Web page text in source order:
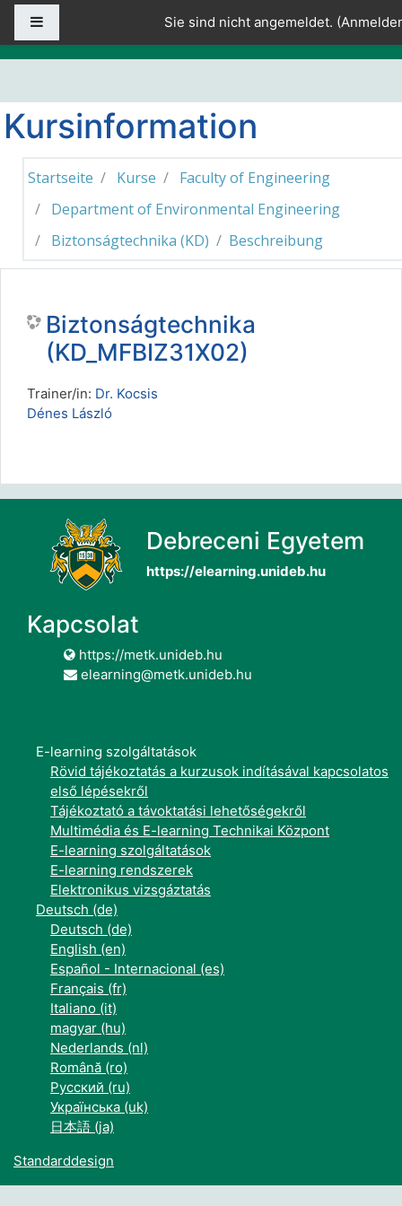
Zum Hauptinhalt
Sie sind nicht angemeldet. (
Kursinformation
Startseite Kurse
Faculty of Engineering
Department of Environmental Engineering
Biztonságtechnika (KD)
Beschreibung
Biztonságtechnika
(KD_MFBIZ31X02)
Trainer/in: Dr. Kocsis
Dénes László
Debreceni Egyetem
https://elearning.unideb.hu
Kapcsolat
https://metk.unideb.hu
elearning@metk.unideb.hu
E-learning szolgáltatások
Rövid tájékoztatás a kurzusok indításával kapcsolatos
első lépésekről
Tájékoztató a távoktatási lehetőségekről
Multimédia és E-learning Technikai Központ
E-learning szolgáltatások
E-learning rendszerek
Elektronikus vizsgáztatás
Deutsch ‎(de)‎
Deutsch ‎(de)‎
English ‎(en)‎
Español - Internacional ‎(es)‎
Français ‎(fr)‎
Italiano ‎(it)‎
magyar ‎(hu)‎
Nederlands ‎(nl)‎
Română ‎(ro)‎
Русский ‎(ru)‎
Українська ‎(uk)‎
日本語 ‎(ja)‎
Standarddesign